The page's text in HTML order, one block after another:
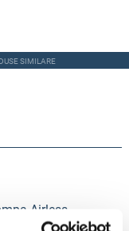
SIMILARE
Airless